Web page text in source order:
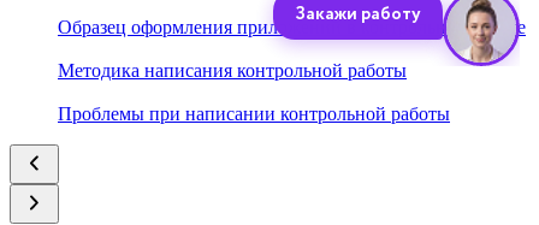
Образец оформления приложений в контрольной работе
Методика написания контрольной работы
Проблемы при написании контрольной работы